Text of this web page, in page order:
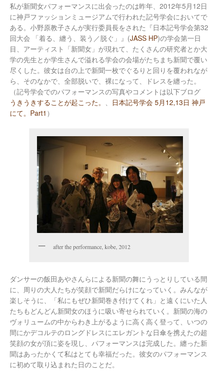
私が新聞女パフォーマンスに出会ったのは昨年、2012年5月12日
に神戸ファッションミュージアムで行われた記号学会においてで
ある。小野原教子さんが実行委員長をされた『日本記号学会第32
回大会 「着る、纏う、装う／脱ぐ」』(JASS HP)の学会第一日
目、アーティスト「新聞女」が現れて、たくさんの研究者とか大
学の先生とか学生さんで溢れる学会の会場がたちまち新聞で覆い
尽くした。彼女は台の上で新聞一枚でぐるりと回りを覆われなが
ら、そのなかで、全部脱いで、裸になって、ドレスを纏った。
（記号学会でのパフォーマンスの写真やコメントは以下ブログ
うきうきすることが起こった。
日本記号学会 5月12,13日 神戸
にて。Part1 ）
after the performance, kobe, 2012
ダンサーの飯田あやさんらによる新聞の舞にうっとりしている間
に、周りの大人たちが笑顔で新聞だらけになっていく。みんなが
楽しそうに、「私にもぜひ新聞巻き付けてくれ」と遠くにいた人
たちもどんどん新聞女のほうに吸い寄せられていく。新聞の海の
ヴォリュームの中からわき上がるように高く高く登って、いつの
間にかデコルテのロングドレスにエレガントな日傘を携えたの超
笑顔の女が頂に姿を現し、パフォーマンスは完成した。纏った新
聞はあったかくて私はとても幸福だった。彼女のパフォーマンス
に初めて取り込まれた日のことだ。